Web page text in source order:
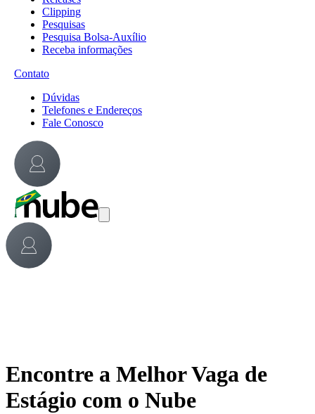
Clipping
Pesquisas
Pesquisa Bolsa-Auxílio
Receba informações
Contato
Dúvidas
Telefones e Endereços
Fale Conosco
Encontre a Melhor Vaga de
Estágio com o Nube